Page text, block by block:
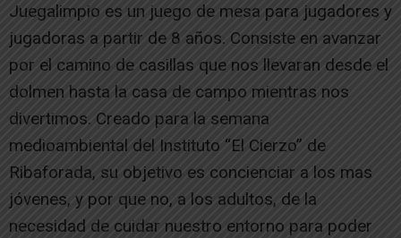
Juegalimpio es un juego de mesa para jugadores y
jugadoras a partir de 8 años. Consiste en avanzar
por el camino de casillas que nos llevaran desde el
dolmen hasta la casa de campo mientras nos
divertimos. Creado para la semana
medioambiental del Instituto “El Cierzo” de
Ribaforada, su objetivo es concienciar a los mas
jóvenes, y por que no, a los adultos, de la
necesidad de cuidar nuestro entorno para poder